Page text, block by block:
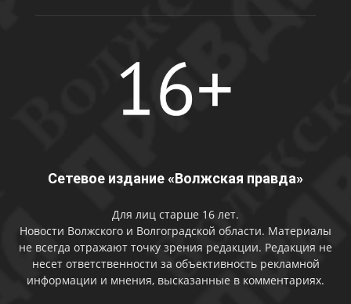
Сетевое издание «Волжская правда»
Для лиц старше 16 лет.
Новости Волжского и Волгоградской области. Материалы
не всегда отражают точку зрения редакции. Редакция не
несет ответственности за объективность рекламной
информации и мнения, высказанные в комментариях.